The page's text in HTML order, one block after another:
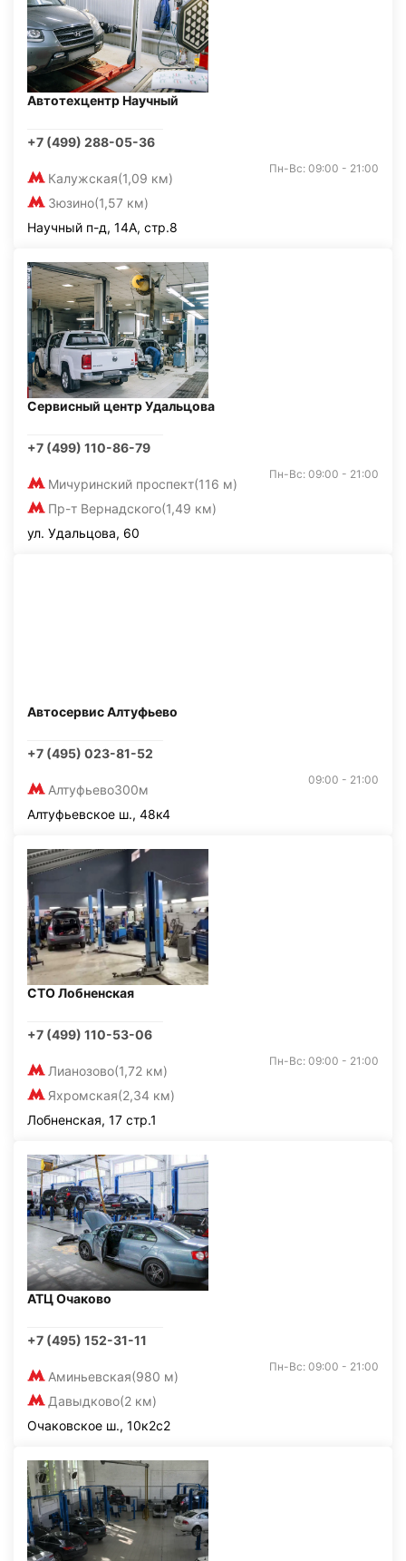
Автотехцентр Научный
+7 (499) 288-05-36
Калужская(1,09 км)
Зюзино(1,57 км)
Пн-Вс: 09:00 - 21:00
Научный п-д, 14А, стр.8
Сервисный центр Удальцова
+7 (499) 110-86-79
Мичуринский проспект(116 м)
Пр-т Вернадского(1,49 км)
Пн-Вс: 09:00 - 21:00
ул. Удальцова, 60
Автосервис Алтуфьево
+7 (495) 023-81-52
Алтуфьево300м
09:00 - 21:00
Алтуфьевское ш., 48к4
СТО Лобненская
+7 (499) 110-53-06
Лианозово(1,72 км)
Яхромская(2,34 км)
Пн-Вс: 09:00 - 21:00
Лобненская, 17 стр.1
АТЦ Очаково
+7 (495) 152-31-11
Аминьевская(980 м)
Давыдково(2 км)
Пн-Вс: 09:00 - 21:00
Очаковское ш., 10к2с2